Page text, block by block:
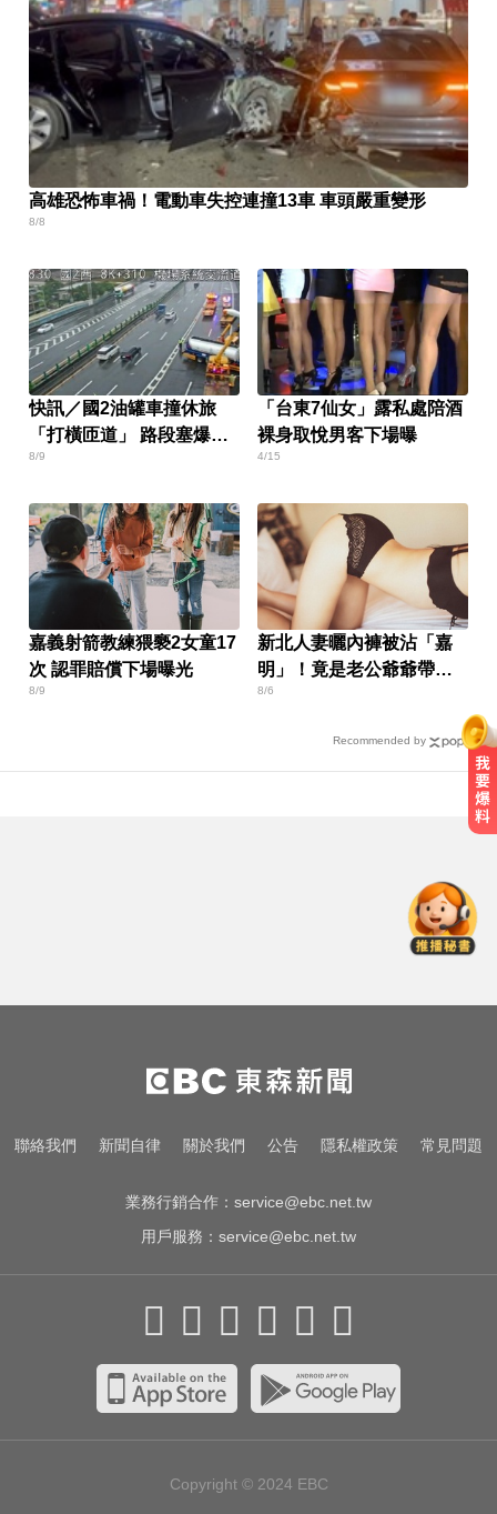
高雄恐怖車禍！電動車失控連撞13車 車頭嚴重變形
8/8
快訊／國2油罐車撞休旅
「打橫匝道」 路段塞爆
了！
8/9
「台東7仙女」露私處陪酒
裸身取悅男客下場曝
4/15
嘉義射箭教練猥褻2女童17
次 認罪賠償下場曝光
8/9
新北人妻曬內褲被沾「嘉
明」！竟是老公爺爺帶回
房磨蹭 氣炸提告
8/6
Recommended by
赴菲「綁架撕票」千萬贖金救不回
那斯達克啟動「全球交易時間」 美
股每日最長交易23小時
出國注意！2國拒台人入境、扣護照
聯絡我們 新聞自律 關於我們 公告 隱私權政策 常見問題
業務行銷合作： service@ebc.net.tw
用戶服務： service@ebc.net.tw
Copyright © 2024 EBC